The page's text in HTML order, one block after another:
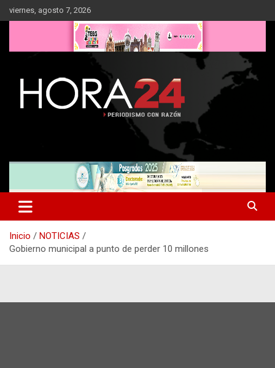
Saltar
al
viernes, agosto 7, 2026
Inicio
NOTICIAS
Gobierno municipal a punto de perder 10 millones